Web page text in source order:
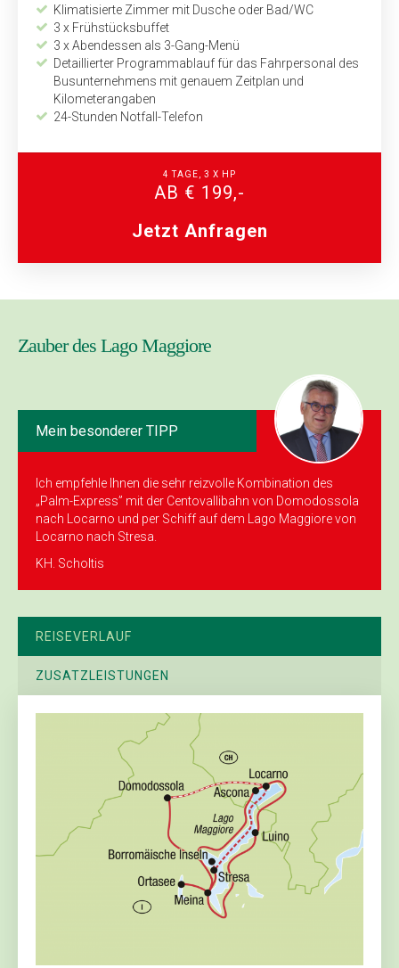
Klimatisierte Zimmer mit Dusche oder Bad/WC
3 x Frühstücksbuffet
3 x Abendessen als 3-Gang-Menü
Detaillierter Programmablauf für das Fahrpersonal des
Bus­unternehmens mit genauem Zeitplan und
Kilometerangaben
24-Stunden Notfall-Telefon
4 TAGE, 3 X HP
AB € 199,-
Jetzt Anfragen
Zauber des Lago Maggiore
Mein besonderer TIPP
Ich empfehle Ihnen die sehr reizvolle Kombination des
„Palm-Express” mit der Cento­vallibahn von Domodossola
nach Locarno und per Schiff auf dem Lago Maggiore von
Locarno nach Stresa.
KH. Scholtis
REISEVERLAUF
ZUSATZLEISTUNGEN